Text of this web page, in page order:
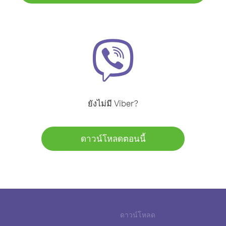
ยังไม่มี Viber?
ดาวน์โหลดตอนนี้
ดาวน์โหลด